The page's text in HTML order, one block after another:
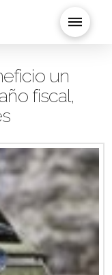
un
fiscal,